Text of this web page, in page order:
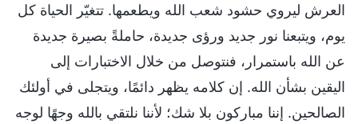
العرش ليروي حشود شعب الله ويطعمها. تتغيّر الحياة كل
يوم، ويتبعنا نور جديد ورؤى جديدة، حاملةً بصيرة جديدة
عن الله باستمرار، فنتوصل من خلال الاختبارات إلى
اليقين بشأن الله. إن كلامه يظهر دائمًا، ويتجلى في أولئك
الصالحين. إننا مباركون بلا شك؛ لأننا نلتقي بالله وجهًا لوجه